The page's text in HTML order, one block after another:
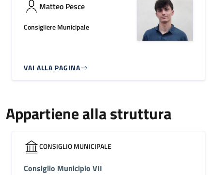
Matteo Pesce
Consigliere Municipale
VAI ALLA PAGINA
Appartiene alla struttura
CONSIGLIO MUNICIPALE
Consiglio Municipio VII